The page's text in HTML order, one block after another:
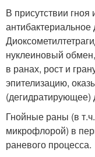
В присутствии гноя
антибактериальное
нуклеиновый
в ранах, рост и
эпителизацию,
(дегидратирующее)
Гнойные раны (в
микрофлорой) в
раневого процесса.